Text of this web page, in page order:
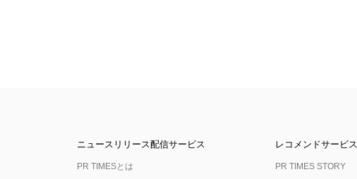
ニュースリリース配信サービス
PR TIMESとは
レコメンドサービス
PR TIMES STORY